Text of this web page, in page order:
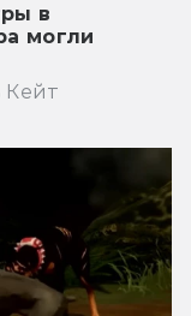
в
могли
Кейт